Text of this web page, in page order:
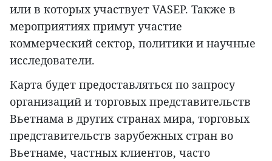
или в которых участвует VASEP. Также в
мероприятиях примут участие
коммерческий сектор, политики и научные
исследователи.
Карта будет предоставляться по запросу
организаций и торговых представительств
Вьетнама в других странах мира, торговых
представительств зарубежных стран во
Вьетнаме, частных клиентов, часто